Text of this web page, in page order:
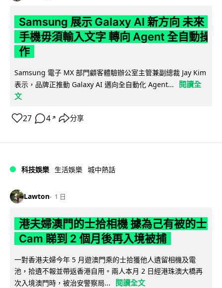
Samsung 展示 Galaxy AI 新方向 未來
手機毋須輸入文字 轉向 Agent 全自動操
作
Samsung 電子 MX 部門顧客體驗辦公室主管兼副總裁 Jay Kim
表示，品牌正推動 Galaxy AI 邁向全自動化 Agent...
閱讀全
文
27 4 ↗ 分享
科技娛樂 生活娛樂 城中熱話
Lawton 1 日
港夫婦澳門的士拾相機 據為己有被的士
Cam 睇到 2 個月後再入境被捕
一對香港夫婦今年 5 月遊澳門乘的士拾獲他人遺留相機及電
池，拾遺不報並帶返香港自用。兩人本月 2 日經港珠澳大橋再
次入境澳門時，被治安警察局...
閱讀全文